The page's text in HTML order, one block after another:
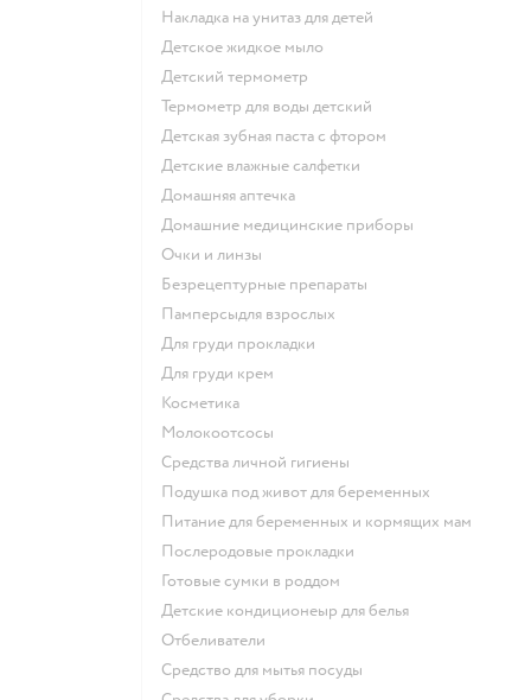
накладка на унитаз для детей
детское жидкое мыло
детский термометр
термометр для воды детский
детская зубная паста с фтором
детские влажные салфетки
домашняя аптечка
домашние медицинские приборы
очки и линзы
безрецептурные препараты
памперсыдля взрослых
для груди прокладки
для груди крем
косметика
Молокоотсосы
средства личной гигиены
подушка под живот для беременных
питание для беременных и кормящих мам
послеродовые прокладки
готовые сумки в роддом
детские кондиционеыр для белья
отбеливатели
средство для мытья посуды